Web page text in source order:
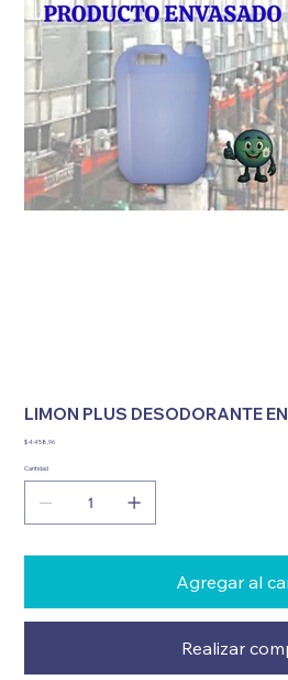
LIMON PLUS DESODORANTE
Precio
$ 4.458,96
Cantidad
Agregar al
Realizar